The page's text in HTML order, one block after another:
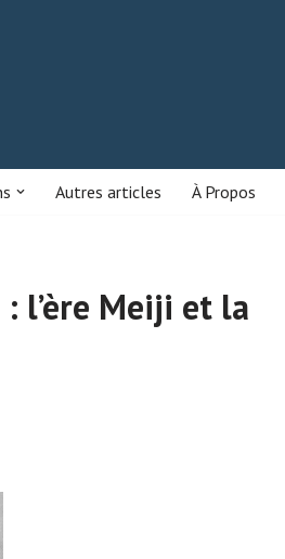
Autres articles À Propos
l’ère Meiji et la